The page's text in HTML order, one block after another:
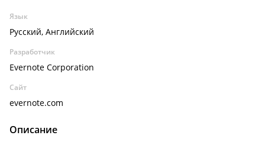
Язык
Русский, Английский
Разработчик
Evernote Corporation
Сайт
evernote.com
Описание